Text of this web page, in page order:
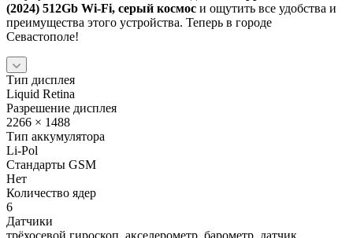
(2024) 512Gb Wi-Fi, серый космос и ощутить все удобства и
преимущества этого устройства. Теперь в городе
Севастополе!
Тип дисплея
Liquid Retina
Разрешение дисплея
2266 × 1488
Тип аккумулятора
Li-Pol
Стандарты GSM
Нет
Количество ядер
6
Датчики